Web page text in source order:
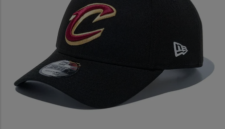
JR水道橋駅西口店
営業：土・日・祝日のみ 12:00-18:00
〒101-0061
東京都千代田区神田三崎町２丁目２２−１ 1F